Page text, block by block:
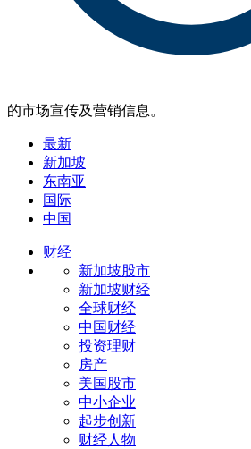
的市场宣传及营销信息。
最新
新加坡
东南亚
国际
中国
财经
新加坡股市
新加坡财经
全球财经
中国财经
投资理财
房产
美国股市
中小企业
起步创新
财经人物